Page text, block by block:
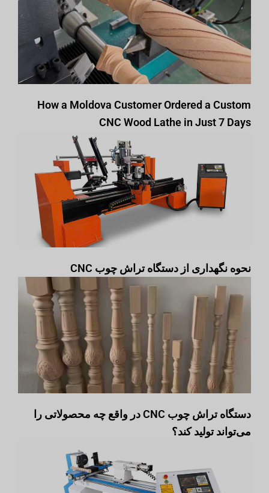
How a Moldova Customer Ordered a Custom
CNC Wood Lathe in Just 7 Days
نحوه نگهداری از دستگاه تراش چوب CNC
دستگاه تراش چوب CNC در واقع چه محصولاتی را
می‌تواند تولید کند؟